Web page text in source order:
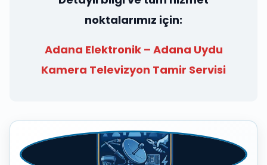
noktalarımız için:
Adana Elektronik – Adana Uydu
Kamera Televizyon Tamir Servisi